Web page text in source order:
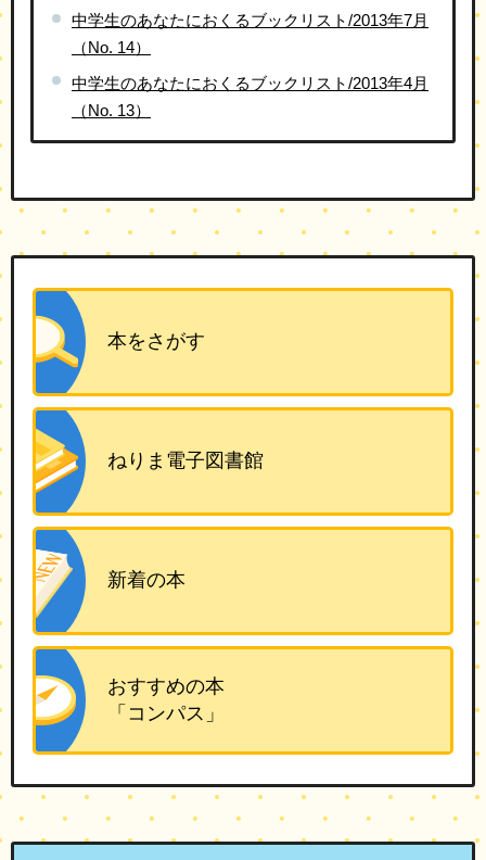
本をさがす
ねりま電子図書館
新着の本
おすすめの本
「コンパス」
中学生のあなたにおくるブックリスト/2013年7月
（No. 14）
中学生のあなたにおくるブックリスト/2013年4月
（No. 13）